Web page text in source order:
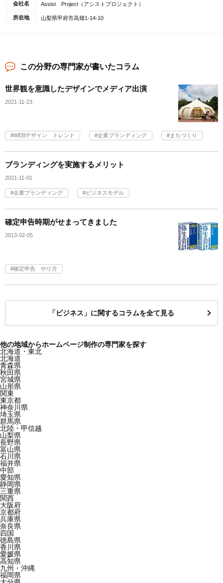
会社名
Assist Project（アシストプロジェクト）
所在地 山梨県甲府市高畑1-14-10
この分野の専門家が書いたコラム
世界観を意識したデザインでメディア出演
2021-11-23
WEBデザイン トレンド 企業ブランディング まちづくり
ブランディングを実施するメリット
2021-11-01
企業ブランディング ビジネスモデル
確定申告時期がせまってきました
2013-02-05
確定申告 やり方
「ビジネス」に関するコラムを全て見る
他の地域からホームページ制作の専門家を探す
北海道・東北
北海道
青森県
秋田県
宮城県
山形県
関東
東京都
神奈川県
埼玉県
群馬県
北陸・甲信越
山梨県
長野県
富山県
石川県
福井県
中部
愛知県
静岡県
三重県
関西
大阪府
京都府
兵庫県
奈良県
四国
徳島県
香川県
愛媛県
高知県
九州・沖縄
福岡県